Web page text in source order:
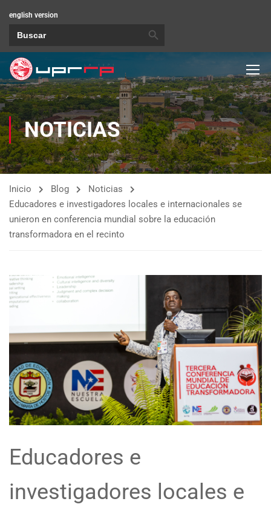
english version
NOTICIAS
Inicio Blog
Noticias
Educadores e investigadores locales e internacionales se
unieron en conferencia mundial sobre la educación
transformadora en el recinto
Educadores e
investigadores locales e